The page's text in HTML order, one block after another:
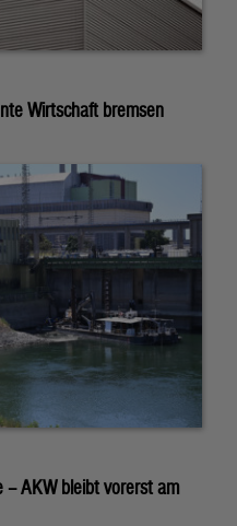
Wirtschaft bremsen
– AKW bleibt vorerst am